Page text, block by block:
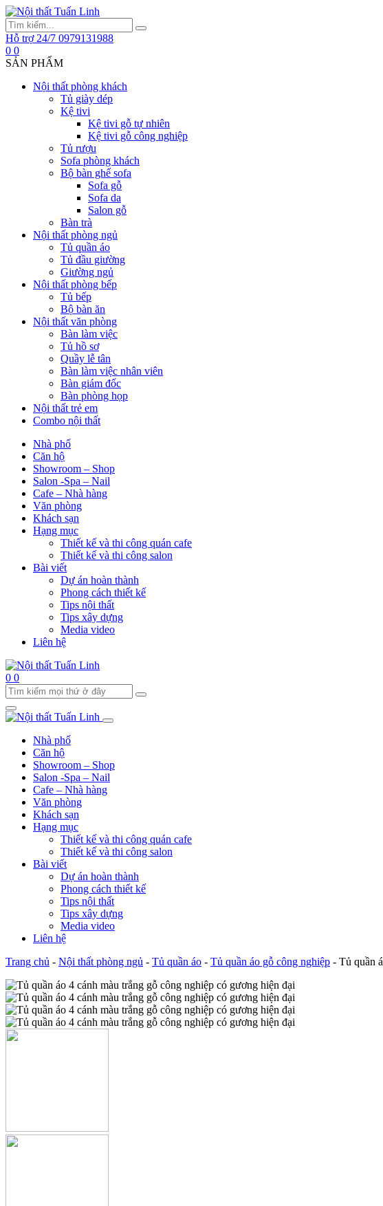
Hỗ trợ 24/7 0979131988
0 0
SẢN PHẨM
Nội thất phòng khách
Tủ giày dép
Kệ tivi
Kệ tivi gỗ tự nhiên
Kệ tivi gỗ công nghiệp
Tủ rượu
Sofa phòng khách
Bộ bàn ghế sofa
Sofa gỗ
Sofa da
Salon gỗ
Bàn trà
Nội thất phòng ngủ
Tủ quần áo
Tủ đầu giường
Giường ngủ
Nội thất phòng bếp
Tủ bếp
Bộ bàn ăn
Nội thất văn phòng
Bàn làm việc
Tủ hồ sơ
Quầy lễ tân
Bàn làm việc nhân viên
Bàn giám đốc
Bàn phòng họp
Nội thất trẻ em
Combo nội thất
Nhà phố
Căn hộ
Showroom – Shop
Salon -Spa – Nail
Cafe – Nhà hàng
Văn phòng
Khách sạn
Hạng mục
Thiết kế và thi công quán cafe
Thiết kế và thi công salon
Bài viết
Dự án hoàn thành
Phong cách thiết kế
Tips nội thất
Tips xây dựng
Media video
Liên hệ
0 0
Nhà phố
Căn hộ
Showroom – Shop
Salon -Spa – Nail
Cafe – Nhà hàng
Văn phòng
Khách sạn
Hạng mục
Thiết kế và thi công quán cafe
Thiết kế và thi công salon
Bài viết
Dự án hoàn thành
Phong cách thiết kế
Tips nội thất
Tips xây dựng
Media video
Liên hệ
Trang chủ - Nội thất phòng ngủ - Tủ quần áo - Tủ quần áo gỗ công nghiệp - Tủ quần